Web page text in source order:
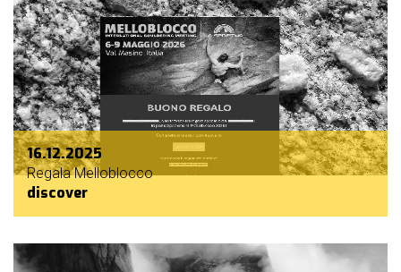
16.12.2025
Regala Melloblocco
discover